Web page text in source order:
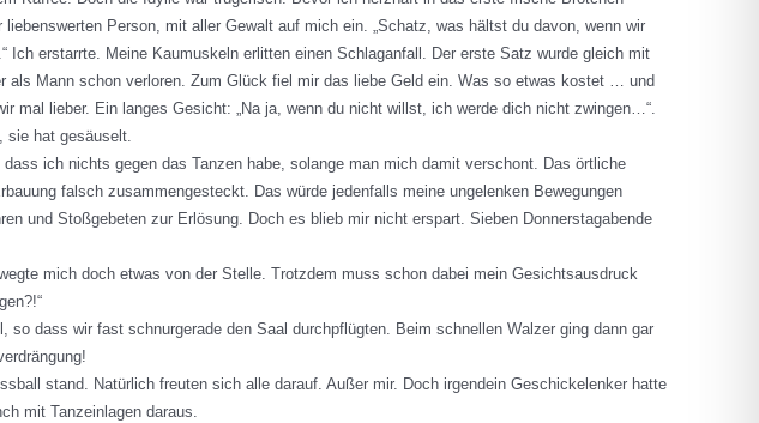
Person, mit aller Gewalt auf mich ein. „Schatz, was hältst du davon, wenn wir
erstarrte. Meine Kaumuskeln erlitten einen Schlaganfall. Der erste Satz wurde gleich mit
Mann schon verloren. Zum Glück fiel mir das liebe Geld ein. Was so etwas kostet … und
lieber. Ein langes Gesicht: „Na ja, wenn du nicht willst, ich werde dich nicht zwingen…“.
sie hat gesäuselt.
ich nichts gegen das Tanzen habe, solange man mich damit verschont. Das örtliche
falsch zusammengesteckt. Das würde jedenfalls meine ungelenken Bewegungen
und Stoßgebeten zur Erlösung. Doch es blieb mir nicht erspart. Sieben Donnerstagabende
mich doch etwas von der Stelle. Trotzdem muss schon dabei mein Gesichtsausdruck
dass wir fast schnurgerade den Saal durchpflügten. Beim schnellen Walzer ging dann gar
stand. Natürlich freuten sich alle darauf. Außer mir. Doch irgendein Geschickelenker hatte
mit Tanzeinlagen daraus.